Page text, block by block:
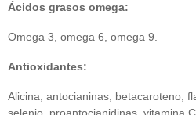
Ácidos grasos omega:
Omega 3, omega 6, omega 9.
Antioxidantes:
Alicina, antocianinas, betacaroteno,